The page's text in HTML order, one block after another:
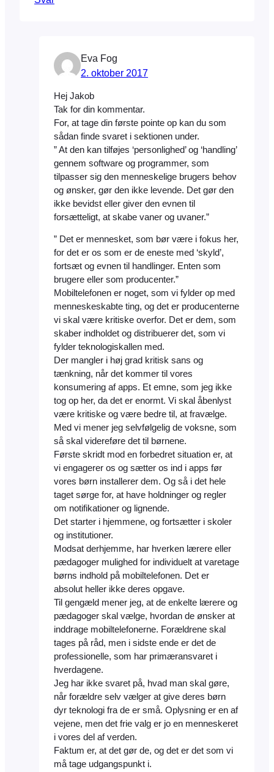
Eva Fog
2. oktober 2017
Hej Jakob
Tak for din kommentar.
For, at tage din første pointe op kan du som
sådan finde svaret i sektionen under.
” At den kan tilføjes ‘personlighed’ og ‘handling’
gennem software og programmer, som
tilpasser sig den menneskelige brugers behov
og ønsker, gør den ikke levende. Det gør den
ikke bevidst eller giver den evnen til
forsætteligt, at skabe vaner og uvaner.”
” Det er mennesket, som bør være i fokus her,
for det er os som er de eneste med ‘skyld’,
fortsæt og evnen til handlinger. Enten som
brugere eller som producenter.”
Mobiltelefonen er noget, som vi fylder op med
menneskeskabte ting, og det er producenterne
vi skal være kritiske overfor. Det er dem, som
skaber indholdet og distribuerer det, som vi
fylder teknologiskallen med.
Der mangler i høj grad kritisk sans og
tænkning, når det kommer til vores
konsumering af apps. Et emne, som jeg ikke
tog op her, da det er enormt. Vi skal åbenlyst
være kritiske og være bedre til, at fravælge.
Med vi mener jeg selvfølgelig de voksne, som
så skal videreføre det til børnene.
Første skridt mod en forbedret situation er, at
vi engagerer os og sætter os ind i apps før
vores børn installerer dem. Og så i det hele
taget sørge for, at have holdninger og regler
om notifikationer og lignende.
Det starter i hjemmene, og fortsætter i skoler
og institutioner.
Modsat derhjemme, har hverken lærere eller
pædagoger mulighed for individuelt at varetage
børns indhold på mobiltelefonen. Det er
absolut heller ikke deres opgave.
Til gengæld mener jeg, at de enkelte lærere og
pædagoger skal vælge, hvordan de ønsker at
inddrage mobiltelefonerne. Forældrene skal
tages på råd, men i sidste ende er det de
professionelle, som har primæransvaret i
hverdagene.
Jeg har ikke svaret på, hvad man skal gøre,
når forældre selv vælger at give deres børn
dyr teknologi fra de er små. Oplysning er en af
vejene, men det frie valg er jo en menneskeret
i vores del af verden.
Faktum er, at det gør de, og det er det som vi
må tage udgangspunkt i.